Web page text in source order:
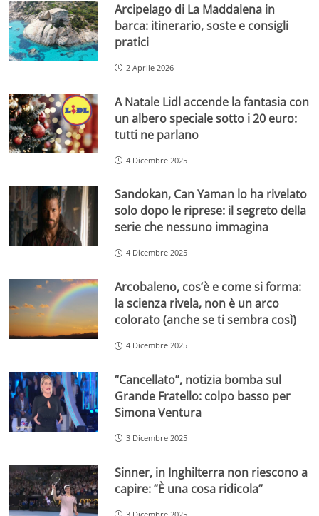
Arcipelago di La Maddalena in
barca: itinerario, soste e consigli
pratici
2 Aprile 2026
A Natale Lidl accende la fantasia con
un albero speciale sotto i 20 euro:
tutti ne parlano
4 Dicembre 2025
Sandokan, Can Yaman lo ha rivelato
solo dopo le riprese: il segreto della
serie che nessuno immagina
4 Dicembre 2025
Arcobaleno, cos’è e come si forma:
la scienza rivela, non è un arco
colorato (anche se ti sembra così)
4 Dicembre 2025
“Cancellato”, notizia bomba sul
Grande Fratello: colpo basso per
Simona Ventura
3 Dicembre 2025
Sinner, in Inghilterra non riescono a
capire: ”È una cosa ridicola”